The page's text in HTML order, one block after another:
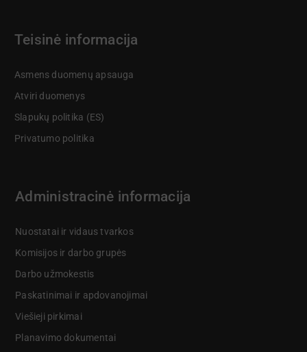
Teisinė informacija
Asmens duomenų apsauga
Atviri duomenys
Slapukų politika (ES)
Privatumo politika
Administracinė informacija
Nuostatai ir vidaus tvarkos
Komisijos ir darbo grupės
Darbo užmokestis
Paskatinimai ir apdovanojimai
Viešieji pirkimai
Planavimo dokumentai